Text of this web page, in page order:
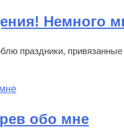
Немного
праздники,
обо мне